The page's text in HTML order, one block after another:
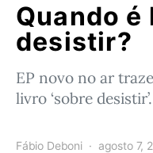
Quando é
desistir?
EP novo no ar
livro ‘sobre
Fábio Deboni agosto 7,